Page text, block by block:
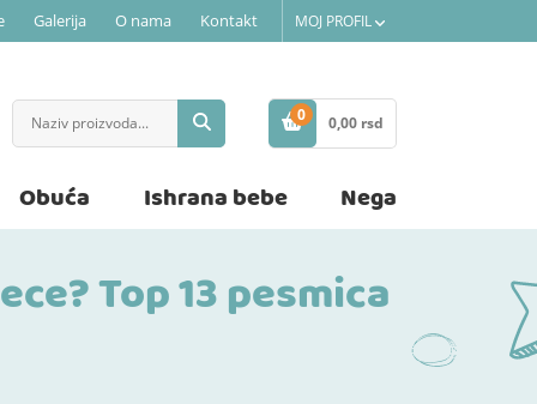
Galerija O nama Kontakt MOJ PROFIL
0
STAVKE
0,00 rsd
Obuća Ishrana bebe Nega
Top 13 pesmica